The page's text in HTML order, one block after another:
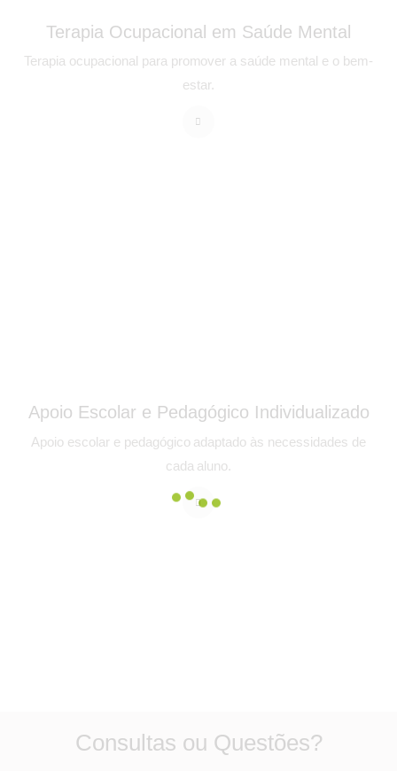
Terapia Ocupacional em Saúde Mental
Terapia ocupacional para promover a saúde mental e o bem-
estar.
Apoio Escolar e Pedagógico Individualizado
Apoio escolar e pedagógico adaptado às necessidades de
cada aluno.
Consultas ou Questões?